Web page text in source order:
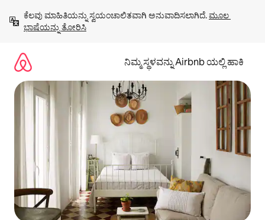
ಹೋಗಿ
ಕೆಲವು ಮಾಹಿತಿಯನ್ನು ಸ್ವಯಂಚಾಲಿತವಾಗಿ ಅನುವಾದಿಸಲಾಗಿದೆ. ಮೂಲ
ಭಾಷೆಯನ್ನು ತೋರಿಸಿ
ನಿಮ್ಮ ಸ್ಥಳವನ್ನು Airbnb ಯಲ್ಲಿ ಹಾಕಿ